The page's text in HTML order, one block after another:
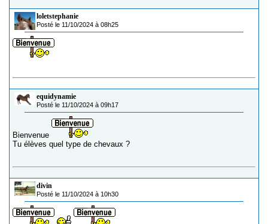
loletstephanie
Posté le 11/10/2024 à 08h25
equidynamie
Posté le 11/10/2024 à 09h17
Bienvenue
Tu élèves quel type de chevaux ?
divin
Posté le 11/10/2024 à 10h30